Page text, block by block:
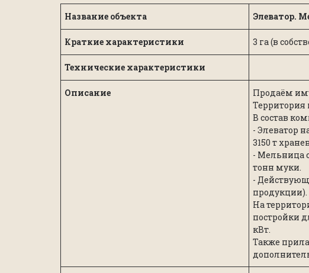
Название объекта Элеватор.
Краткие характеристики 3 га (в
Технические характеристики
Описание
Продаём
Территория
В состав
- Элеватор
3150 т
- Мельница
тонн муки.
-
продукции).
На
постройки
кВт.
Также